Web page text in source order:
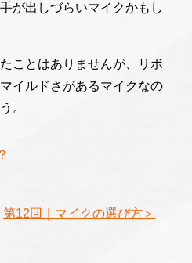
が出しづらいマイクかもし
ことはありませんが、リボ
イルドさがあるマイクなの
。
第12回｜マイクの選び方＞